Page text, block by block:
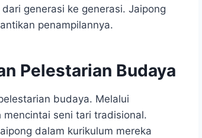
generasi ke generasi. Jaipong
penampilannya.
Pelestarian Budaya
budaya. Melalui
seni tari tradisional.
dalam kurikulum mereka